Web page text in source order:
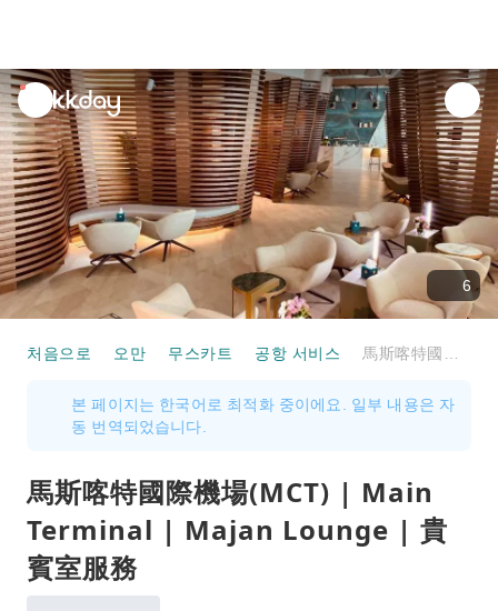
unread
notifications
6
처음으로 오만 무스카트 공항 서비스
본 페이지는 한국어로 최적화 중이에요. 일부 내용은 자
동 번역되었습니다.
馬斯喀特國際機場(MCT) | Main
Terminal | Majan Lounge | 貴
賓室服務